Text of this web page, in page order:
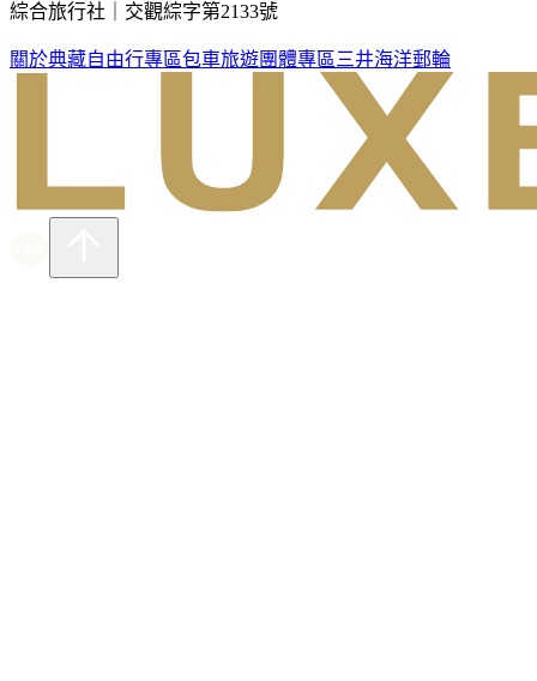
綜合旅行社｜交觀綜字第2133號
關於典藏自由行專區包車旅遊團體專區 三井海洋郵輪